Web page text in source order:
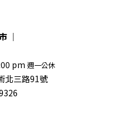
｜
pm 週一公休
北三路91號